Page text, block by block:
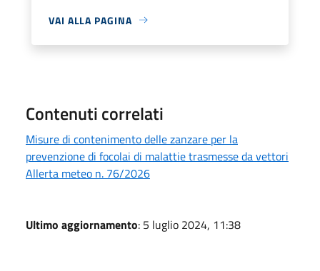
VAI ALLA PAGINA
Contenuti correlati
Misure di contenimento delle zanzare per la
prevenzione di focolai di malattie trasmesse da vettori
Allerta meteo n. 76/2026
Ultimo aggiornamento: 5 luglio 2024, 11:38